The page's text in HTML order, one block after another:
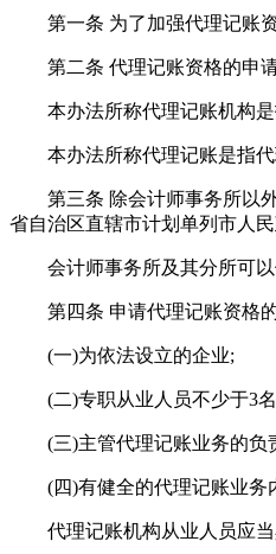
第一条 为了加强代理记账
第二条 代理记账资格的申
本办法所称代理记账机构
本办法所称代理记账是指
第三条 除会计师事务所以
省自治区直辖市计划单列市人民
会计师事务所及其分所可
第四条 申请代理记账资格
(一)为依法设立的企业;
(二)专职从业人员不少于3
(三)主管代理记账业务的
(四)有健全的代理记账业务
代理记账机构从业人员应